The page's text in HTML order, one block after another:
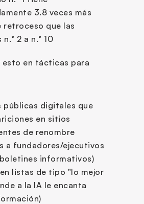
3.8 veces más
retroceso que las
2 a n.° 10
esto en tácticas para
públicas digitales que
en sitios
de renombre
a fundadores/ejecutivos
informativos)
listas de tipo "lo mejor
a la IA le encanta